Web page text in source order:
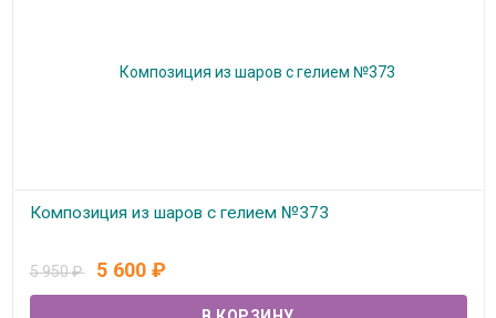
Композиция из шаров с гелием №373
5 950₽ 5 600 ₽